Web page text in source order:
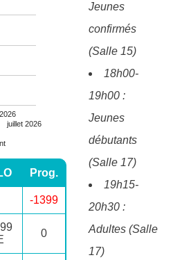
juillet 2026
Prog.
-1399
0
Jeunes
confirmés
(Salle 15)
18h00-
19h00 :
Jeunes
débutants
(Salle 17)
19h15-
20h30 :
Adultes (Salle
17)